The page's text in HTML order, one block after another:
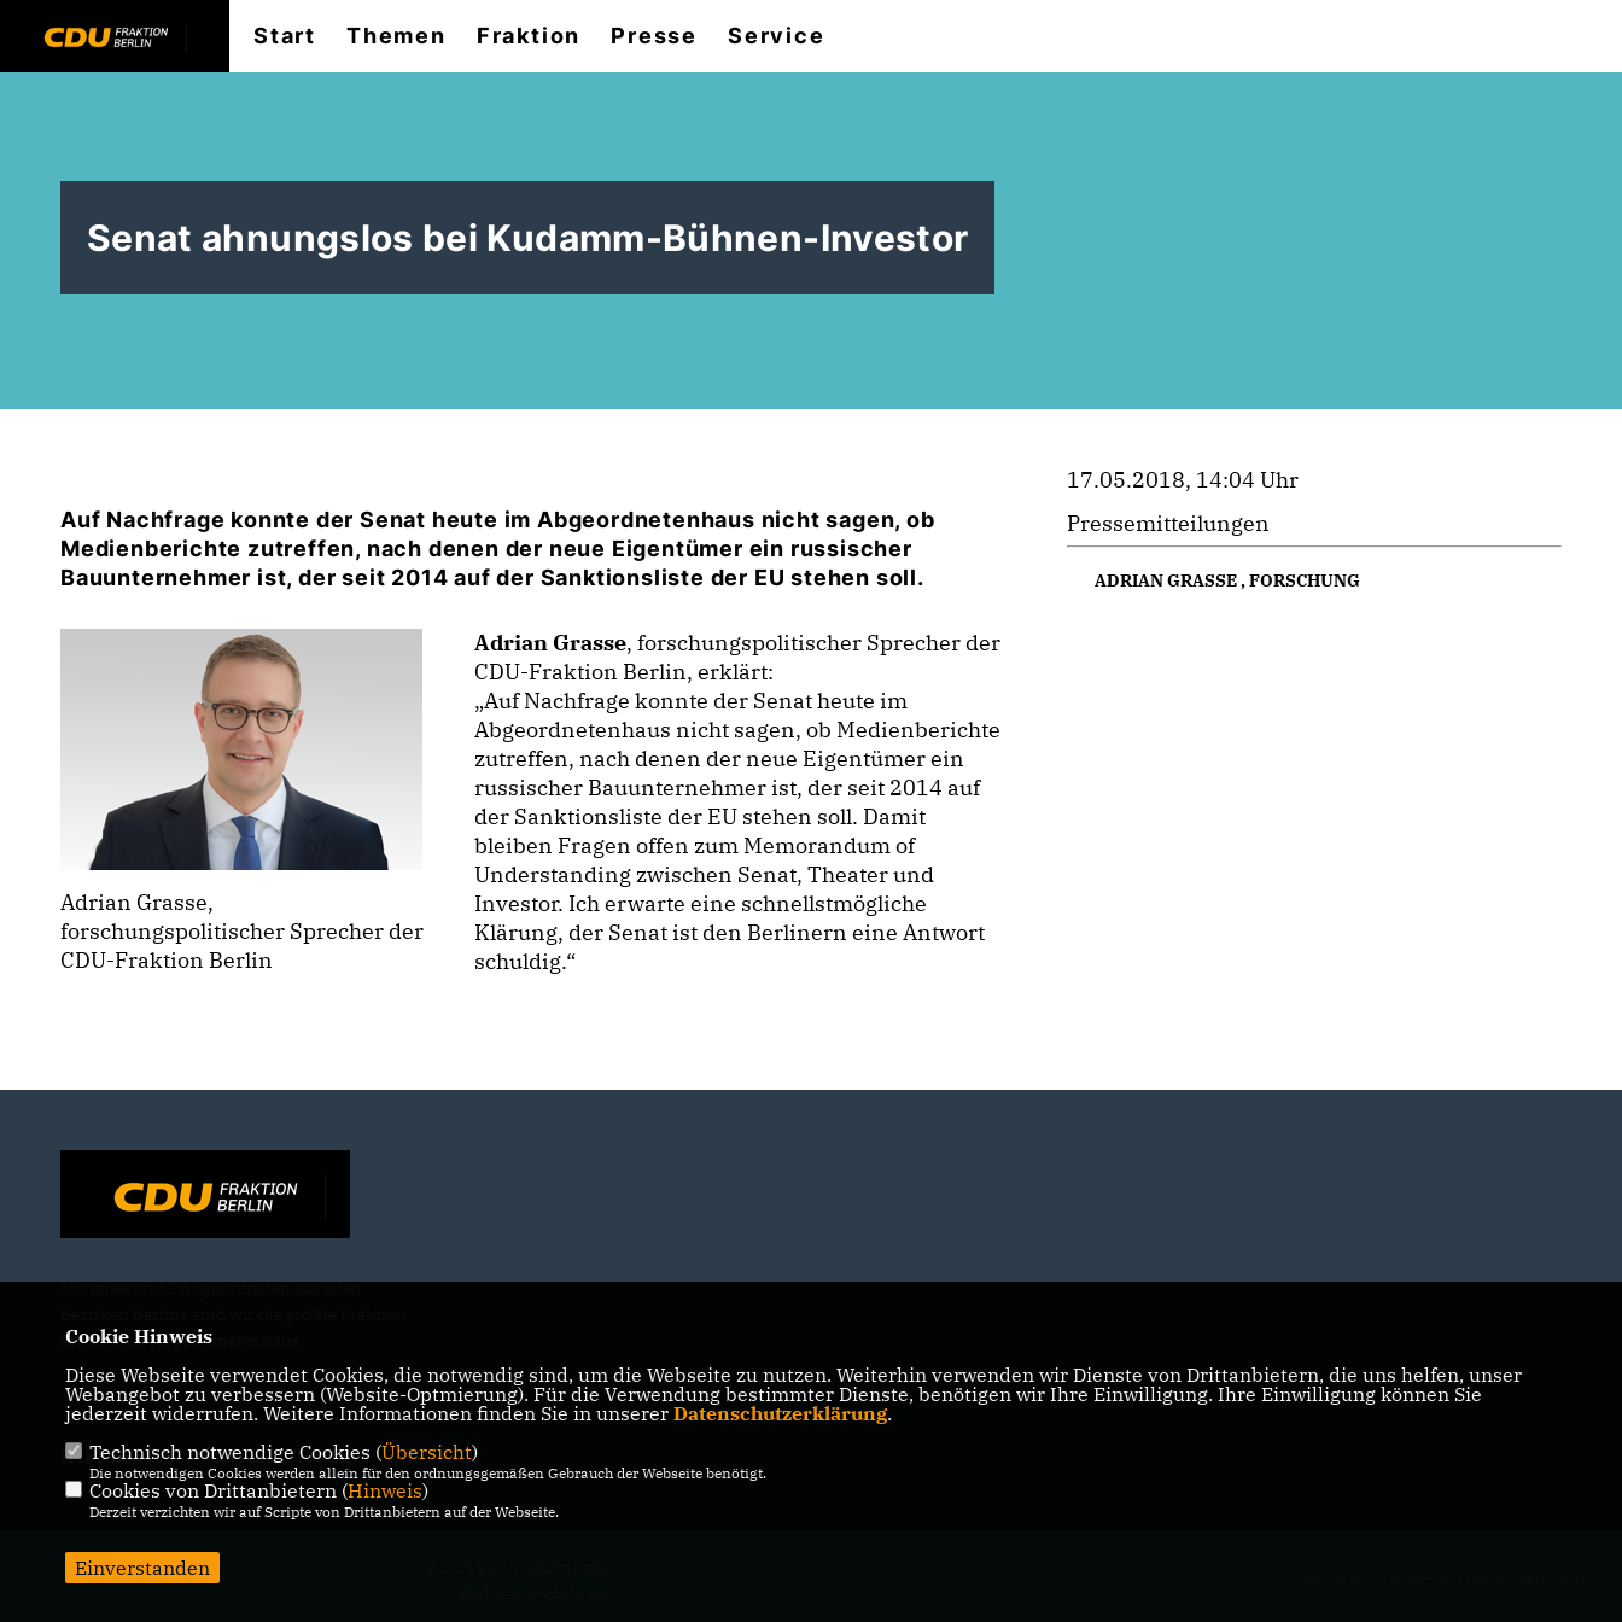
Start Themen Fraktion Presse Service
Senat ahnungslos bei Kudamm-Bühnen-Investor
Auf Nachfrage konnte der Senat heute im Abgeordnetenhaus nicht sagen, ob
Medienberichte zutreffen, nach denen der neue Eigentümer ein russischer
Bauunternehmer ist, der seit 2014 auf der Sanktionsliste der EU stehen soll.
Adrian Grasse,
forschungspolitischer Sprecher der
CDU-Fraktion Berlin
Adrian Grasse, forschungspolitischer Sprecher der
CDU-Fraktion Berlin, erklärt:
Auf Nachfrage konnte der Senat heute im
Abgeordnetenhaus nicht sagen, ob Medienberichte
zutreffen, nach denen der neue Eigentümer ein
russischer Bauunternehmer ist, der seit 2014 auf
der Sanktionsliste der EU stehen soll. Damit
bleiben Fragen offen zum Memorandum of
Understanding zwischen Senat, Theater und
Investor. Ich erwarte eine schnellstmögliche
Klärung, der Senat ist den Berlinern eine Antwort
schuldig.“
17.05.2018, 14:04 Uhr
Pressemitteilungen
ADRIAN GRASSE,FORSCHUNG
Mit unseren 52 Abgeordneten aus allen
im Berliner Abgeordnetenhaus.
IMPRESSUM DATENSCHUTZ KONTAKT
Cookie Hinweis
Diese Webseite verwendet Cookies, die notwendig sind, um die Webseite zu nutzen. Weiterhin verwenden wir Dienste von Drittanbietern, die uns helfen, unser
Webangebot zu verbessern (Website-Optmierung). Für die Verwendung bestimmter Dienste, benötigen wir Ihre Einwilligung. Ihre Einwilligung können Sie
jederzeit widerrufen. Weitere Informationen finden Sie in unserer Datenschutzerklärung.
Technisch notwendige Cookies (Übersicht)
Die notwendigen Cookies werden allein für den ordnungsgemäßen Gebrauch der Webseite benötigt.
Cookies von Drittanbietern (Hinweis)
Derzeit verzichten wir auf Scripte von Drittanbietern auf der Webseite.
Einverstanden